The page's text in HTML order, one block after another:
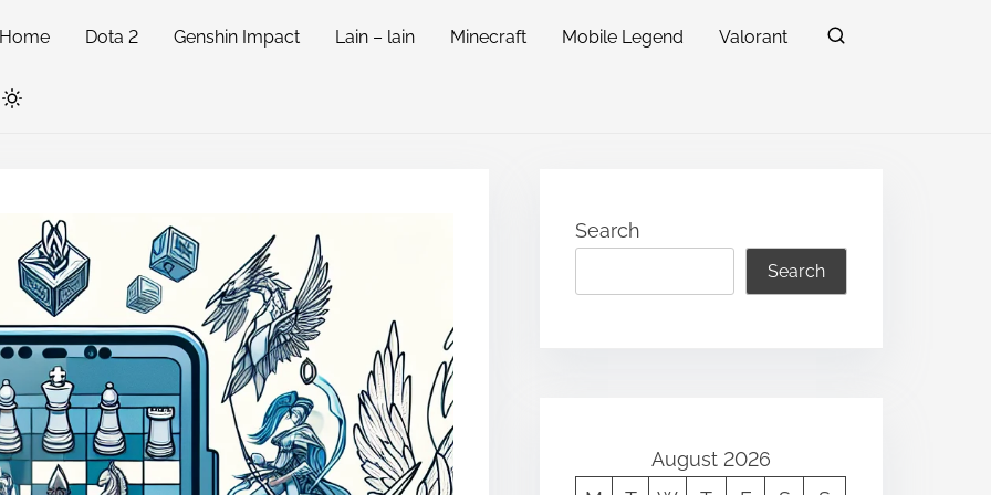
Home Dota 2 Genshin Impact Lain – lain Minecraft Mobile Legend Valorant
Search
Search
August 2026